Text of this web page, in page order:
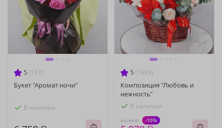
5 (133)
Букет "Аромат ночи"
В наличии
5 (1385)
Композиция "Любовь и
нежность"
В наличии
6 630 ₽ -10%